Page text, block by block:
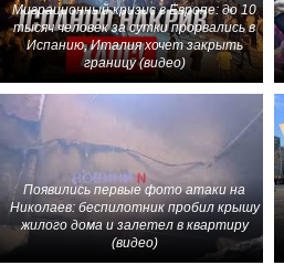
Миграционный кризис в Европе: до 10
тысяч человек за сутки прорвались в
Испанию, Италия хочет закрыть
границу (видео)
Появились первые фото атаки на
Николаев: беспилотник пробил крышу
жилого дома и залетел в квартиру
(видео)